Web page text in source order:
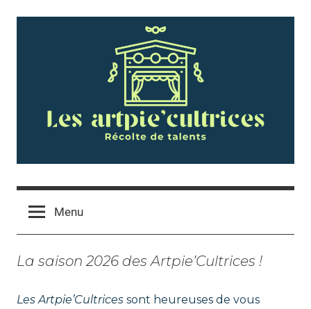
L
e
s
A
é
t
d
Menu
La saison 2026 des Artpie’Cultrices !
Les Artpie’Cultrices sont heureuses de vous